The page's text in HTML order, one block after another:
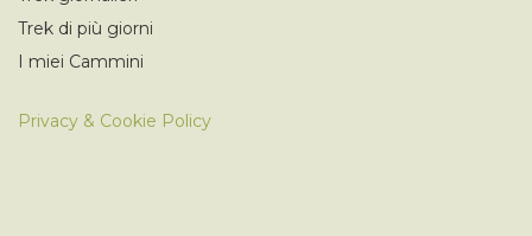
Trek di più giorni
I miei Cammini
Privacy & Cookie Policy